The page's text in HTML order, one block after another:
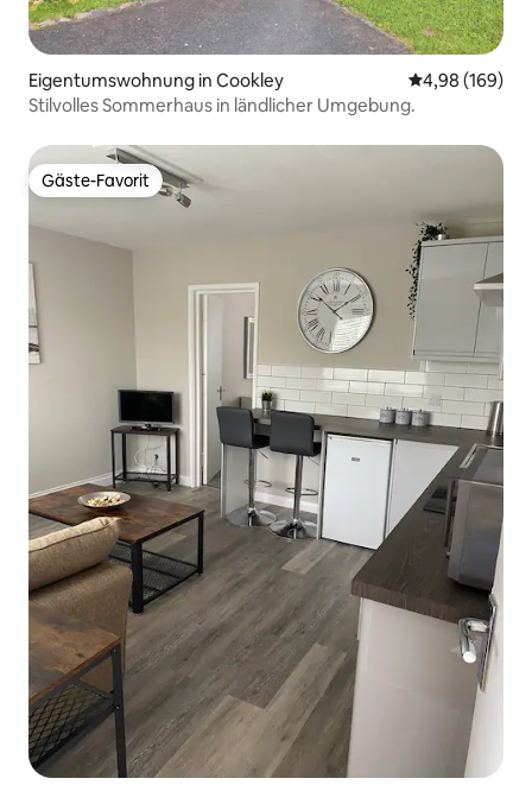
Eigentumswohnung in Cookley
4,98 (169)
Stilvolles Sommerhaus in ländlicher Umgebung.
Gäste-Favorit
Gäste-Favorit